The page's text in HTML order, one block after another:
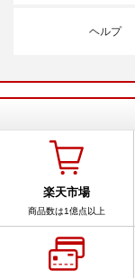
ヘルプ
楽天市場
商品数は1億点以上